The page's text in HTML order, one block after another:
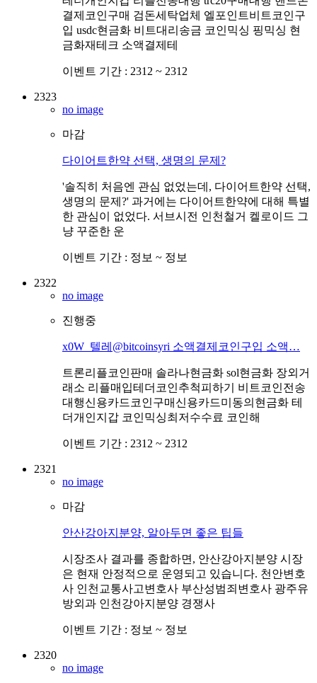
결제코인구매 검돈세탁업체 엘포인트비트코인구
입 usdc현금화 비트대리송금 코인믹싱 핑믹싱 현
금화재테크 소액결제테
이벤트 기간 : 2312 ~ 2312
2323
no image
마감
다이어트한약 선택, 생명의 문제?
'솔직히 처음엔 관심 없었는데, 다이어트한약 선택,
생명의 문제?' 과거에는 다이어트한약에 대해 특별
한 관심이 없었다. 서브시전 인천철거 켈로이드 그
냥 꾸준한 운
이벤트 기간 : 정보 ~ 정보
2322
no image
진행중
x0W_텔레@bitcoinsyri 소액결제코인구입 소액…
트론리플코인판매 솔라나현금화 sol현금화 장외거
래소 리플매입테더코인추척피하기 비트코인전송
대행신용카드코인구매신용카드미동의현금화 테
더개인지갑 코인믹싱최저수수료 코인해
이벤트 기간 : 2312 ~ 2312
2321
no image
마감
안산강아지분양, 알아두면 좋은 팁들
시장조사 결과를 종합하면, 안산강아지분양 시장
은 현재 안정적으로 운영되고 있습니다. 천안변호
사 인천교통사고변호사 부산성범죄변호사 광주유
방외과 인천강아지분양 경쟁사
이벤트 기간 : 정보 ~ 정보
2320
no image